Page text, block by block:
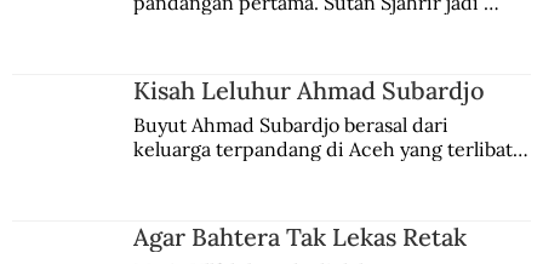
Kisah Leluhur Ahmad Subardjo
Buyut Ahmad Subardjo berasal dari
keluarga terpandang di Aceh yang terlibat
Agar Bahtera Tak Lekas Retak